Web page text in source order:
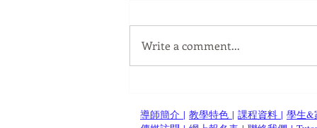
位的失敗(一) – 制度的問題>>
Write a comment...
導師簡介 | 教學特色 | 課程資料 | 學生&